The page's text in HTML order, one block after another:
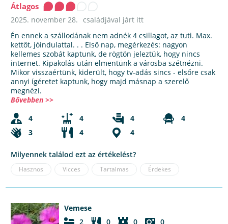
Átlagos
2025. november 28.
családjával járt itt
Én ennek a szállodának nem adnék 4 csillagot, az tuti. Max.
kettőt, jóindulattal. . . Első nap, megérkezés: nagyon
kellemes szobát kaptunk, de rögtön jeleztük, hogy nincs
internet. Kipakolás után elmentünk a városba szétnézni.
Mikor visszaértünk, kiderült, hogy tv-adás sincs - elsőre csak
annyi ígéretet kaptunk, hogy majd másnap a szerelő
megnézi.
Bővebben >>
4
4 4
4
3
4 4
Milyennek találod ezt az értékelést?
Hasznos Vicces Tartalmas Érdekes
Vemese
2
0 0 0